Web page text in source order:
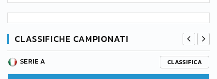
CLASSIFICHE CAMPIONATI
SERIE A CLASSIFICA